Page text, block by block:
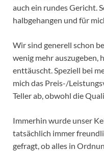
auch ein rundes Gericht.
halbgehangen und für
Wir sind generell schon
wenig mehr auszugeben,
enttäuscht. Speziell bei
mich das Preis-/
Teller ab, obwohl die
Immerhin wurde unser
tatsächlich immer
gefragt, ob alles in